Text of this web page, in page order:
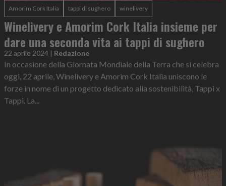
Amorim Cork Italia tappi di sughero winelivery
Winelivery e Amorim Cork Italia insieme per
dare una seconda vita ai tappi di sughero
22 aprile 2024 | Redazione
In occasione della Giornata Mondiale della Terra che si celebra
oggi, 22 aprile, Winelivery e Amorim Cork Italia uniscono le
forze in nome di un progetto dedicato alla sostenibilità, Tappi x
Tappi. La...